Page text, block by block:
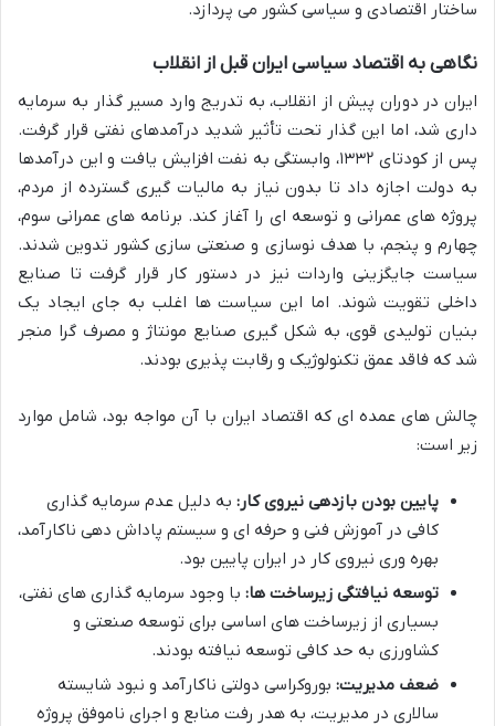
ساختار اقتصادی و سیاسی کشور می پردازد.
نگاهی به اقتصاد سیاسی ایران قبل از انقلاب
ایران در دوران پیش از انقلاب، به تدریج وارد مسیر گذار به سرمایه
داری شد، اما این گذار تحت تأثیر شدید درآمدهای نفتی قرار گرفت.
پس از کودتای ۱۳۳۲، وابستگی به نفت افزایش یافت و این درآمدها
به دولت اجازه داد تا بدون نیاز به مالیات گیری گسترده از مردم،
پروژه های عمرانی و توسعه ای را آغاز کند. برنامه های عمرانی سوم،
چهارم و پنجم، با هدف نوسازی و صنعتی سازی کشور تدوین شدند.
سیاست جایگزینی واردات نیز در دستور کار قرار گرفت تا صنایع
داخلی تقویت شوند. اما این سیاست ها اغلب به جای ایجاد یک
بنیان تولیدی قوی، به شکل گیری صنایع مونتاژ و مصرف گرا منجر
شد که فاقد عمق تکنولوژیک و رقابت پذیری بودند.
چالش های عمده ای که اقتصاد ایران با آن مواجه بود، شامل موارد
زیر است:
پایین بودن بازدهی نیروی کار: به دلیل عدم سرمایه گذاری
کافی در آموزش فنی و حرفه ای و سیستم پاداش دهی ناکارآمد،
بهره وری نیروی کار در ایران پایین بود.
توسعه نیافتگی زیرساخت ها: با وجود سرمایه گذاری های نفتی،
بسیاری از زیرساخت های اساسی برای توسعه صنعتی و
کشاورزی به حد کافی توسعه نیافته بودند.
ضعف مدیریت: بوروکراسی دولتی ناکارآمد و نبود شایسته
سالاری در مدیریت، به هدر رفت منابع و اجرای ناموفق پروژه